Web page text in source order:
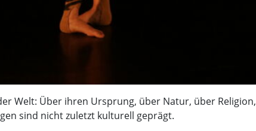
Welt: Über ihren Ursprung, über Natur, über Religion,
sind nicht zuletzt kulturell geprägt.